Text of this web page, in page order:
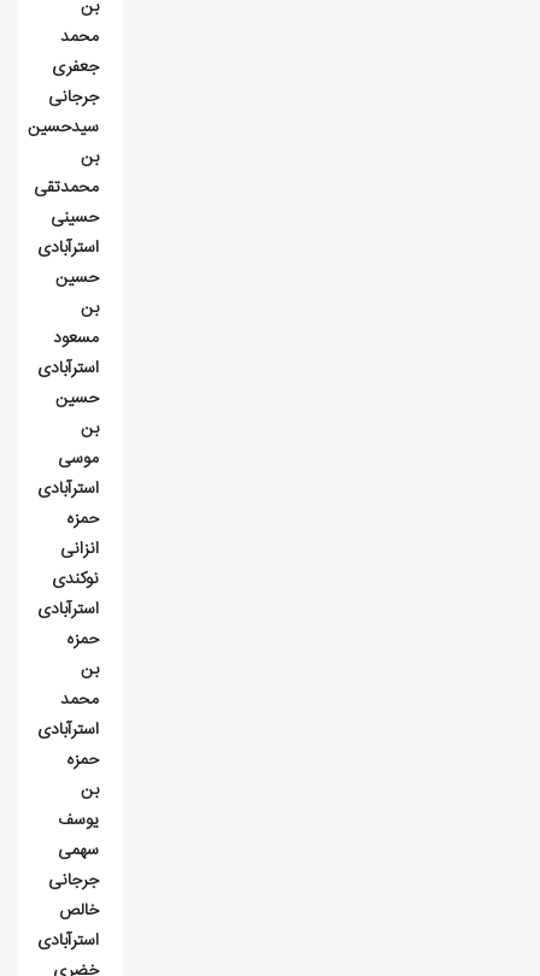
بن
محمد
جعفری
جرجانی
سيدحسين
بن
محمدتقی
حسینی
استرآبادی
حسین
بن
مسعود
استرآبادی
حسین
بن
موسی
استرآبادی
حمزه
انزانی
نوکندی
استرآبادی
حمزه
بن
محمد
استرآبادی
حمزه
بن
یوسف
سهمی
جرجانی
خالص
استرآبادی